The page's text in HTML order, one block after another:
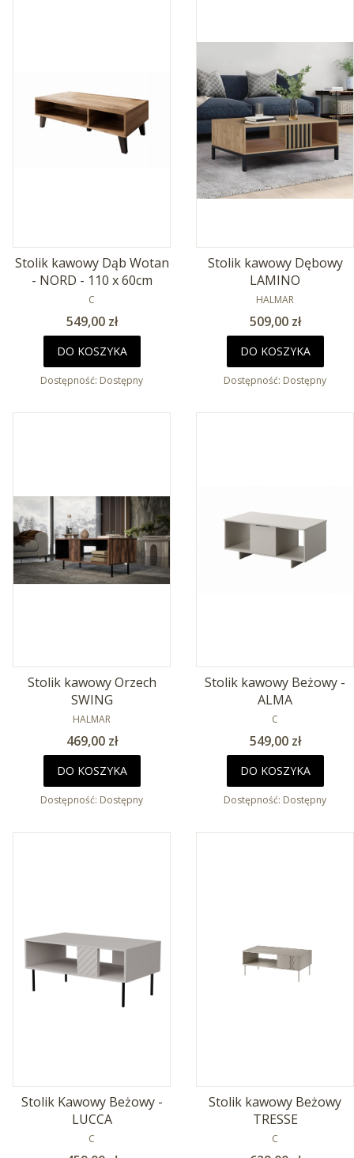
Stolik kawowy Dąb Wotan
- NORD - 110 x 60cm
PRODUCENT
C
Cena
549,00 zł
DO KOSZYKA
Dostępność: Dostępny
Stolik kawowy Dębowy
LAMINO
PRODUCENT
HALMAR
Cena
509,00 zł
DO KOSZYKA
Dostępność: Dostępny
Stolik kawowy Orzech
SWING
PRODUCENT
HALMAR
Cena
469,00 zł
DO KOSZYKA
Dostępność: Dostępny
Stolik kawowy Beżowy -
ALMA
PRODUCENT
C
Cena
549,00 zł
DO KOSZYKA
Dostępność: Dostępny
Stolik Kawowy Beżowy -
LUCCA
PRODUCENT
C
Stolik kawowy Beżowy
TRESSE
PRODUCENT
C